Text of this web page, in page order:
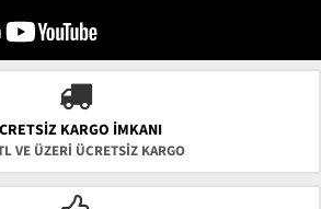
KARGO İMKANI
VE ÜZERİ ÜCRETSİZ KARGO